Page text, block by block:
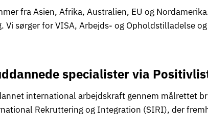
fra Asien, Afrika, Australien, EU og
sørger for VISA, Arbejds- og Opholdstilladelse
specialister via
international arbejdskraft gennem målrettet
Rekruttering og Integration (SIRI), der